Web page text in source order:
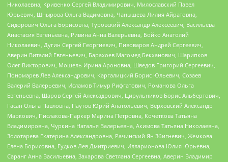
Николаевна, Кривенко Сергей Владимирович, Милославский Павел
Юрьевич, Шнырова Ольга Вадимовна, Чанышева Лилия Айратовна,
Сидорович Ольга Борисовна, Туровский Александр Алексеевич, Васильева
Анастасия Евгеньевна, Ривина Анна Валерьевна, Бойко Анатолий
Николаевич, Дугин Сергей Георгиевич, Пивоваров Андрей Сергеевич,
Аверин Виталий Евгеньевич, Барахоев Магомед Бекханович, Шарипков
Олег Викторович, Мошель Ирина Ароновна, Шведов Григорий Сергеевич,
Пономарев Лев Александрович, Каргалицкий Борис Юльевич, Созаев
Валерий Валерьевич, Исламов Тимур Рифгатович, Романова Ольга
Евгеньевна, Щаров Сергей Алексадрович, Цирульников Борис Альбертович,
Гасан Ольга Павловна, Паутов Юрий Анатольевич, Верховский Александр
Маркович, Пислакова-Паркер Марина Петровна, Кочеткова Татьяна
Владимировна, Чуркина Наталья Валерьевна, Акимова Татьяна Николаевна,
Золотарева Екатерина Александровна, Рачинский Ян Збигневич, Жемкова
Елена Борисовна, Гудков Лев Дмитриевич, Илларионова Юлия Юрьевна,
Саранг Анна Васильевна, Захарова Светлана Сергеевна, Аверин Владимир